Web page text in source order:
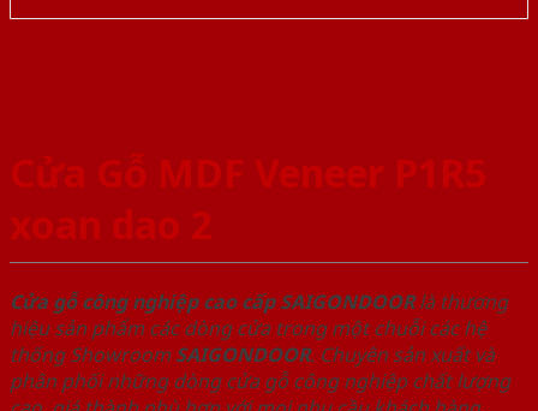
Cửa Gỗ MDF Veneer P1R5
xoan dao 2
Cửa gỗ công nghiệp cao cấp SAIGONDOORlà thương
hiệu sản phẩm các dòng cửa trong một chuỗi các hệ
thống Showroom SAIGONDOOR. Chuyên sản xuất và
phân phối những dòng cửa gỗ công nghiệp chất lượng